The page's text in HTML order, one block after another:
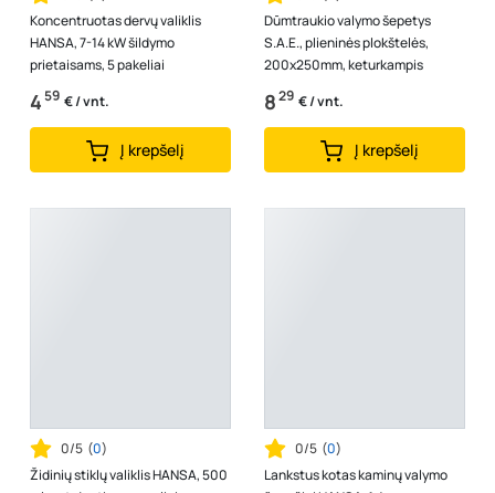
Koncentruotas dervų valiklis
HANSA, 7-14 kW šildymo
prietaisams, 5 pakeliai
459 € / vnt.
Į krepšelį
Dūmtraukio valymo šepetys
S.A.E., plieninės plokštelės,
200x250mm, keturkampis
829 € / vnt.
Į krepšelį
0/5 (0)
Židinių stiklų valiklis HANSA, 500
0/5 (0)
Lankstus kotas kaminų valymo